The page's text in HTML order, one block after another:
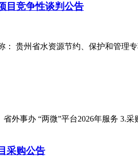
目竞争性谈判公告
： 贵州省水资源节约、保护和管理
外事办 “两微”平台2026年服务 3.
采购公告